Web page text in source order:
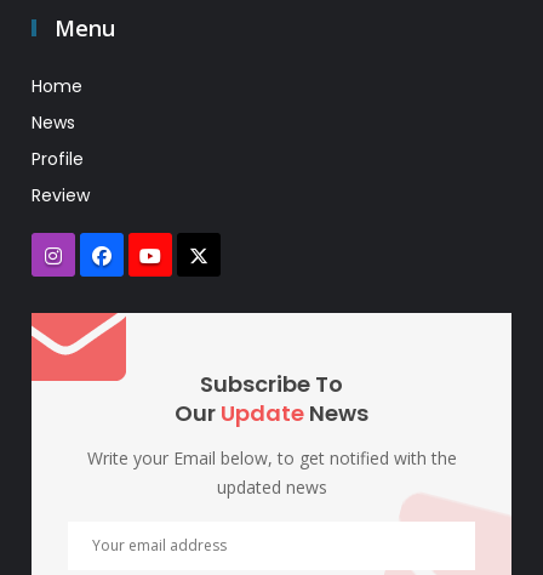
Menu
Home
News
Profile
Review
Subscribe To
Our Update News
Write your Email below, to get notified with the
updated news